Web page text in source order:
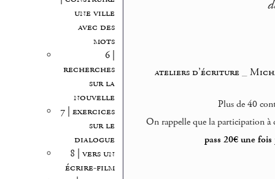
une ville
avec des
mots
6 |
recherches
sur la
nouvelle
7 | exercices
sur le
dialogue
8 | vers un
écrire-film
ateliers d’écriture_
Plus de 40
On rappelle que la participation à
pass 20€ une